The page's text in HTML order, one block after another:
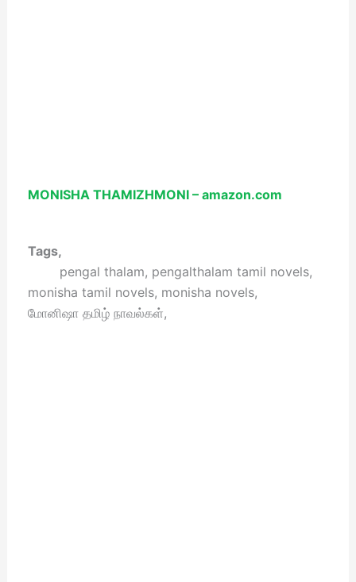
MONISHA THAMIZHMONI – amazon.com
Tags,
pengal thalam, pengalthalam tamil novels,
monisha tamil novels, monisha novels,
மோனிஷா தமிழ் நாவல்கள்,